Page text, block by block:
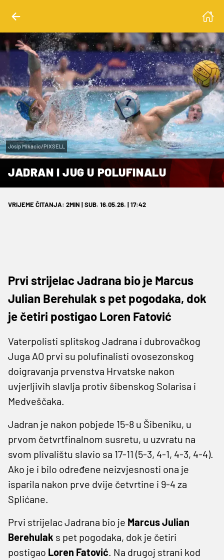
Josip Mikacic/PIXSELL
JADRAN I JUG U POLUFINALU
VRIJEME ČITANJA: 2MIN | SUB. 16.05.26. | 17:42
Prvi strijelac Jadrana bio je Marcus
Julian Berehulak s pet pogodaka, dok
je četiri postigao Loren Fatović
Vaterpolisti splitskog Jadrana i dubrovačkog
Juga AO prvi su polufinalisti ovosezonskog
doigravanja prvenstva Hrvatske nakon
uvjerljivih slavlja protiv šibenskog Solarisa i
Medveščaka.
Jadran je nakon pobjede 15-8 u Šibeniku, u
prvom četvrtfinalnom susretu, u uzvratu na
svom plivalištu slavio sa 17-11 (5-3, 4-1, 4-3, 4-4).
Ako je i bilo određene neizvjesnosti ona je
isparila nakon prve dvije četvrtine i 9-4 za
Splićane.
Prvi strijelac Jadrana bio je Marcus Julian
Berehulak s pet pogodaka, dok je četiri
postigao Loren Fatović. Na drugoj strani kod